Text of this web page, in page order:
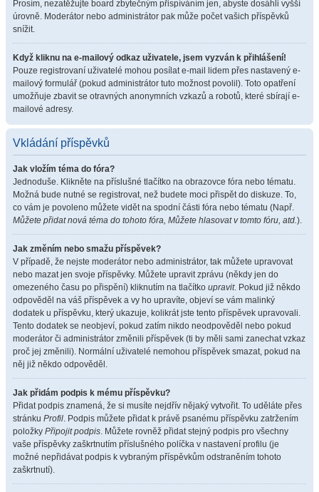
Prosím, nezatěžujte board zbytečným přispíváním jen, abyste dosáhli vyšší
úrovně. Moderátor nebo administrátor pak může počet vašich příspěvků
snížit.
Když kliknu na e-mailový odkaz uživatele, jsem vyzván k přihlášení!
Pouze registrovaní uživatelé mohou posílat e-mail lidem přes nastavený e-
mailový formulář (pokud administrátor tuto možnost povolil). Toto opatření
umožňuje zbavit se otravných anonymních vzkazů a robotů, které sbírají e-
mailové adresy.
Vkládání příspěvků
Jak vložím téma do fóra?
Jednoduše. Klikněte na příslušné tlačítko na obrazovce fóra nebo tématu.
Možná bude nutné se registrovat, než budete moci přispět do diskuze. To,
co vám je povoleno můžete vidět na spodní části fóra nebo tématu (Např.
Můžete přidat nová téma do tohoto fóra, Můžete hlasovat v tomto fóru, atd.).
Jak změním nebo smažu příspěvek?
V případě, že nejste moderátor nebo administrátor, tak můžete upravovat
nebo mazat jen svoje příspěvky. Můžete upravit zprávu (někdy jen do
omezeného času po přispění) kliknutím na tlačítko upravit. Pokud již někdo
odpověděl na váš příspěvek a vy ho upravíte, objeví se vám malinký
dodatek u příspěvku, který ukazuje, kolikrát jste tento příspěvek upravovali.
Tento dodatek se neobjeví, pokud zatím nikdo neodpověděl nebo pokud
moderátor či administrátor změnili příspěvek (ti by měli sami zanechat vzkaz
proč jej změnili). Normální uživatelé nemohou příspěvek smazat, pokud na
něj již někdo odpověděl.
Jak přidám podpis k mému příspěvku?
Přidat podpis znamená, že si musíte nejdřív nějaký vytvořit. To uděláte přes
stránku Profil. Podpis můžete přidat k právě psanému příspěvku zatržením
položky Připojit podpis. Můžete rovněž přidat stejný podpis pro všechny
vaše příspěvky zaškrtnutím příslušného políčka v nastavení profilu (je
možné nepřidávat podpis k vybraným příspěvkům odstraněním tohoto
zaškrtnutí).